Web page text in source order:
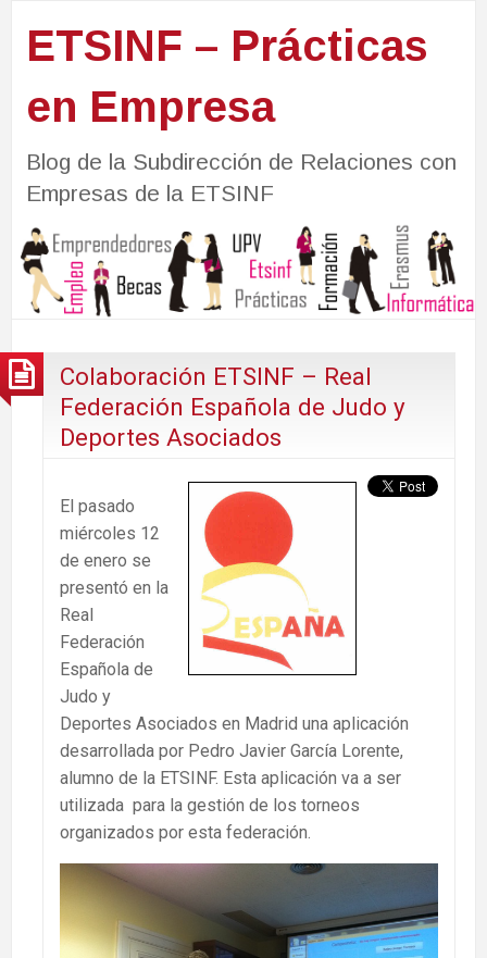
ETSINF – Prácticas
en Empresa
Blog de la Subdirección de Relaciones con
Empresas de la ETSINF
Colaboración ETSINF – Real
Federación Española de Judo y
Deportes Asociados
El pasado
miércoles 12
de enero se
presentó en la
Real
Federación
Española de
Judo y
Deportes Asociados en Madrid una aplicación
desarrollada por Pedro Javier García Lorente,
alumno de la ETSINF. Esta aplicación va a ser
utilizada para la gestión de los torneos
organizados por esta federación.